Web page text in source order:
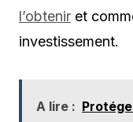
l’obtenir et
investissement.
A lire :